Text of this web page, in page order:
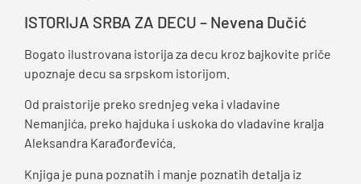
ISTORIJA SRBA ZA DECU – Nevena Dučić
Bogato ilustrovana istorija za decu kroz bajkovite priče
upoznaje decu sa srpskom istorijom.
Od praistorije preko srednjeg veka i vladavine
Nemanjića, preko hajduka i uskoka do vladavine kralja
Aleksandra Karađorđevića.
Knjiga je puna poznatih i manje poznatih detalja iz